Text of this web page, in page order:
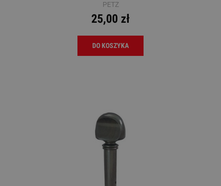
PETZ
25,00 zł
DO KOSZYKA